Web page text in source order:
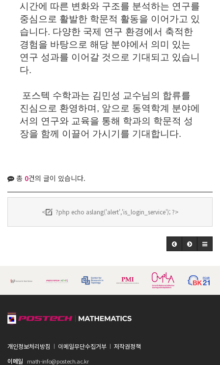
시간에 따른 변화와 구조를 분석하는 연구를
중심으로 활발한 학문적 활동을 이어가고 있
습니다. 다양한 국제 연구 환경에서 축적한
경험을 바탕으로 해당 분야에서 의미 있는
연구 성과를 이어갈 것으로 기대되고 있습니
다.
포스텍 수학과는 김민성 교수님의 합류를
진심으로 환영하며, 앞으로 동역학계 분야에
서의 연구와 교육을 통해 학과의 학문적 성
장을 함께 이끌어 가시기를 기대합니다.
총 0건의 글이 있습니다.
< ?php echo aslang('alert','is_login_service'); ?>
개인정보처리방침 이메일무단수집거부
저작권정책
이메일
math-info@postech.ac.kr